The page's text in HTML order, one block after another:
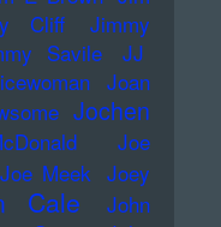
Cliff
Jimmy
Savile
JJ
Joan
Jochen
Joe
Joe Meek Joey
Cale
John